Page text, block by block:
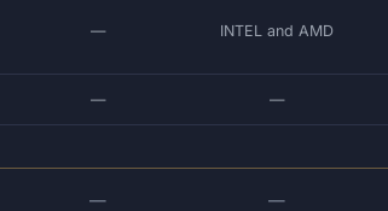
— INTEL and AMD
— —
— —